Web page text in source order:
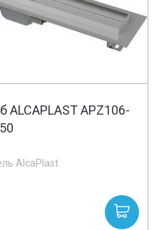
APZ106-
AlcaPlast